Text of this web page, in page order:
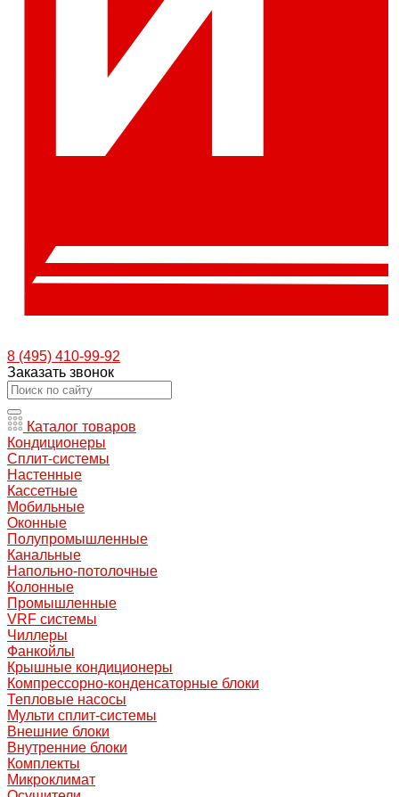
8 (495) 410-99-92
Заказать звонок
Каталог товаров
Кондиционеры
Сплит-системы
Настенные
Кассетные
Мобильные
Оконные
Полупромышленные
Канальные
Напольно-потолочные
Колонные
Промышленные
VRF системы
Чиллеры
Фанкойлы
Крышные кондиционеры
Компрессорно-конденсаторные блоки
Тепловые насосы
Мульти сплит-системы
Внешние блоки
Внутренние блоки
Комплекты
Микроклимат